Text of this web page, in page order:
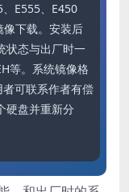
E555、E450
下载。安装后
状态与出厂时一
等。系统镜像格
可联系作者有偿
硬盘并重新分